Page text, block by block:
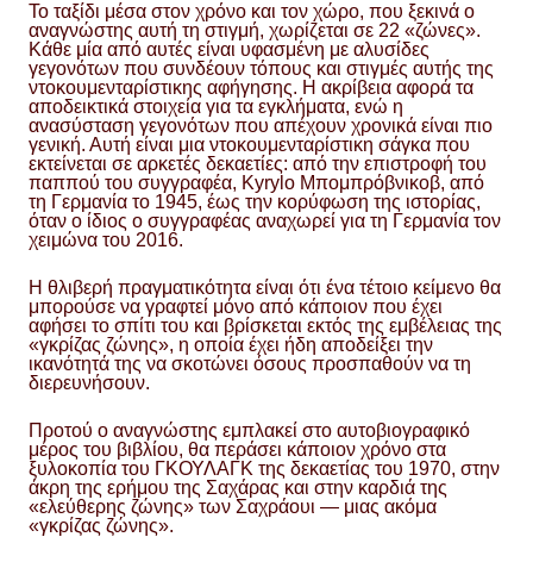
Το ταξίδι μέσα στον χρόνο και τον χώρο, που ξεκινά ο
αναγνώστης αυτή τη στιγμή, χωρίζεται σε 22 «ζώνες».
Κάθε μία από αυτές είναι υφασμένη με αλυσίδες
γεγονότων που συνδέουν τόπους και στιγμές αυτής της
ντοκουμενταρίστικης αφήγησης. Η ακρίβεια αφορά τα
αποδεικτικά στοιχεία για τα εγκλήματα, ενώ η
ανασύσταση γεγονότων που απέχουν χρονικά είναι πιο
γενική. Αυτή είναι μια ντοκουμενταρίστικη σάγκα που
εκτείνεται σε αρκετές δεκαετίες: από την επιστροφή του
παππού του συγγραφέα, Kyrylo Μπομπρόβνικοβ, από
τη Γερμανία το 1945, έως την κορύφωση της ιστορίας,
όταν ο ίδιος ο συγγραφέας αναχωρεί για τη Γερμανία τον
χειμώνα του 2016.
Η θλιβερή πραγματικότητα είναι ότι ένα τέτοιο κείμενο θα
μπορούσε να γραφτεί μόνο από κάποιον που έχει
αφήσει το σπίτι του και βρίσκεται εκτός της εμβέλειας της
«γκρίζας ζώνης», η οποία έχει ήδη αποδείξει την
ικανότητά της να σκοτώνει όσους προσπαθούν να τη
διερευνήσουν.
Προτού ο αναγνώστης εμπλακεί στο αυτοβιογραφικό
μέρος του βιβλίου, θα περάσει κάποιον χρόνο στα
ξυλοκοπία του ΓΚΟΥΛΑΓΚ της δεκαετίας του 1970, στην
άκρη της ερήμου της Σαχάρας και στην καρδιά της
«ελεύθερης ζώνης» των Σαχράουι — μιας ακόμα
«γκρίζας ζώνης».